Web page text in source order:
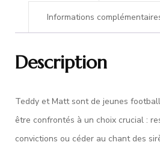
Informations
Description
Teddy et Matt sont de jeunes
être confrontés à un choix crucial :
convictions ou céder au chant des